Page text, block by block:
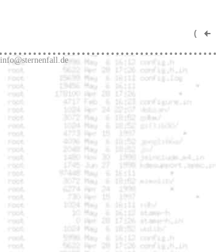
(
info@sternenfall.de